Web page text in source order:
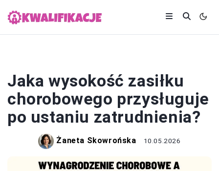
Jaka wysokość zasiłku
chorobowego przysługuje
po ustaniu zatrudnienia?
Żaneta Skowrońska 10.05.2026